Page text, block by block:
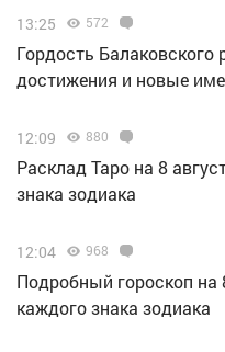
13:25 572
Гордость
достижения и новые
12:09 880
Расклад Таро на 8
знака зодиака
12:04 968
Подробный гороскоп на
каждого знака зодиака